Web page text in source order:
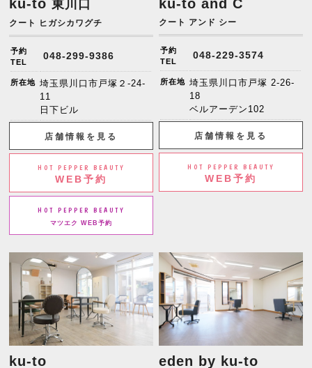
ku-to東川口
クート ヒガシカワグチ
予約
TEL
048-299-9386
所在地 埼玉県川口市戸塚２-24-
11
日下ビル
店舗情報を見る
HOT PEPPER BEAUTY
WEB予約
HOT PEPPER BEAUTY
マツエク WEB予約
ku-to and C
クート アンド シー
予約
TEL
048-229-3574
所在地 埼玉県川口市戸塚 2-26-
18
ベルアーデン102
店舗情報を見る
HOT PEPPER BEAUTY
WEB予約
ku-to
eden by ku-to